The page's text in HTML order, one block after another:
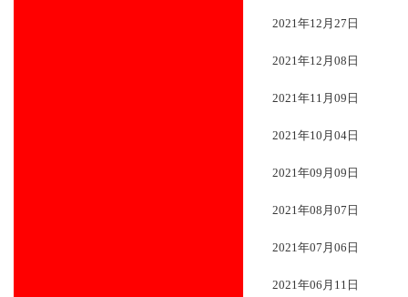
2021年12月27日
2021年12月08日
2021年11月09日
2021年10月04日
2021年09月09日
2021年08月07日
2021年07月06日
2021年06月11日